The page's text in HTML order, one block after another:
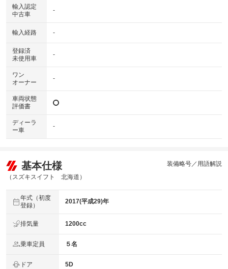
輸入認定
中古車
-
輸入経路 -
登録済
未使用車
-
ワン
オーナー
-
車両状態
評価書
ディーラ
ー車
-
基本仕様
（スズキスイフト 北海道）
装備略号／用語解説
年式（初度
登録）
2017(平成29)年
排気量 1200cc
乗車定員 ５名
ドア 5D